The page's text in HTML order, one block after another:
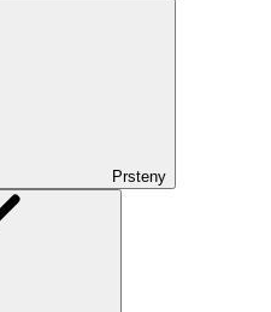
Prsteny